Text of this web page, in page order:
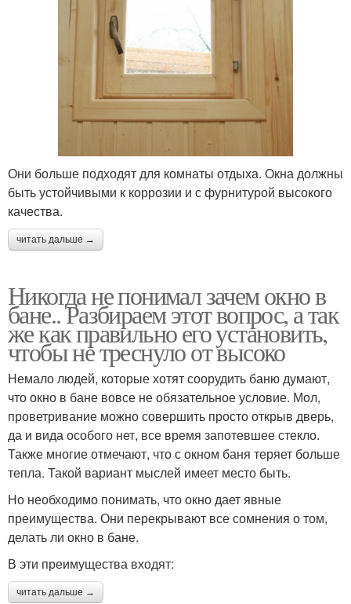
Они больше подходят для комнаты отдыха. Окна должны
быть устойчивыми к коррозии и с фурнитурой высокого
качества.
читать дальше →
Никогда не понимал зачем окно в
бане.. Разбираем этот вопрос, а так
же как правильно его установить,
чтобы не треснуло от высоко
Немало людей, которые хотят соорудить баню думают,
что окно в бане вовсе не обязательное условие. Мол,
проветривание можно совершить просто открыв дверь,
да и вида особого нет, все время запотевшее стекло.
Также многие отмечают, что с окном баня теряет больше
тепла. Такой вариант мыслей имеет место быть.
Но необходимо понимать, что окно дает явные
преимущества. Они перекрывают все сомнения о том,
делать ли окно в бане.
В эти преимущества входят:
читать дальше →